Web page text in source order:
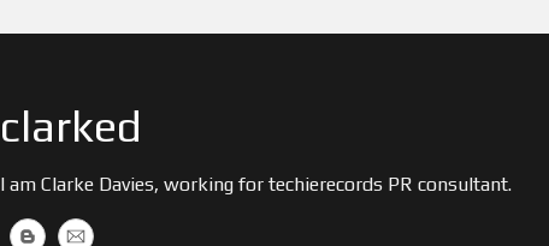
clarked
I am Clarke Davies, working for techierecords PR consultant.